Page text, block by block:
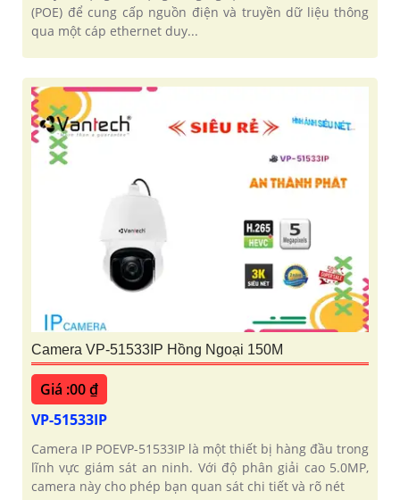
(POE) để cung cấp nguồn điện và truyền dữ liệu thông
qua một cáp ethernet duy...
Camera VP-51533IP Hồng Ngoại 150M
Giá :00 ₫
VP-51533IP
Camera IP POEVP-51533IP là một thiết bị hàng đầu trong
lĩnh vực giám sát an ninh. Với độ phân giải cao 5.0MP,
camera này cho phép bạn quan sát chi tiết và rõ nét